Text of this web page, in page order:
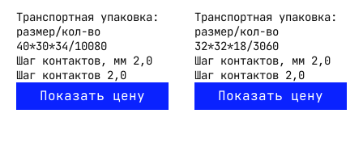
Транспортная упаковка:
размер/кол-во
40*30*34/10080
Шаг контактов, мм 2,0
Шаг контактов 2,0
Показать цену
Транспортная упаковка:
размер/кол-во
32*32*18/3060
Шаг контактов, мм 2,0
Шаг контактов 2,0
Показать цену